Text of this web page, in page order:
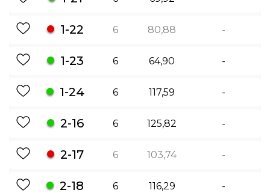
1-22 6 80,88 -
1-23 6 64,90 -
1-24 6 117,59 -
2-16 6 125,82 -
2-17 6 103,74 -
2-18 6 116,29 -